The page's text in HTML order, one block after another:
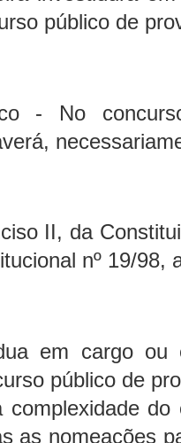
público de
- No
II, da
nº 19/98,
em cargo ou
público de
complexidade
as nomeações